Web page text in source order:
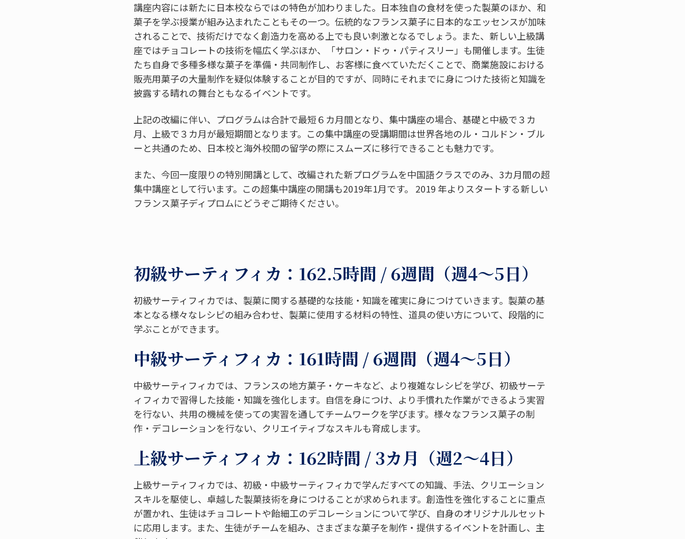
講座内容には新たに日本校ならではの特色が加わりました。日本独自の食材を使った製菓のほか、和
菓子を学ぶ授業が組み込まれたこともその一つ。伝統的なフランス菓子に日本的なエッセンスが加味
されることで、技術だけでなく創造力を高める上でも良い刺激となるでしょう。また、新しい上級講
座ではチョコレートの技術を幅広く学ぶほか、「サロン・ドゥ・パティスリー」も開催します。生徒
たち自身で多種多様な菓子を準備・共同制作し、お客様に食べていただくことで、商業施設における
販売用菓子の大量制作を疑似体験することが目的ですが、同時にそれまでに身につけた技術と知識を
披露する晴れの舞台ともなるイベントです。
上記の改編に伴い、プログラムは合計で最短６カ月間となり、集中講座の場合、基礎と中級で３カ
月、上級で３カ月が最短期間となります。この集中講座の受講期間は世界各地のル・コルドン・ブル
ーと共通のため、日本校と海外校間の留学の際にスムーズに移行できることも魅力です。
また、今回一度限りの特別開講として、改編された新プログラムを中国語クラスでのみ、3カ月間の超
集中講座として行います。この超集中講座の開講も2019年1月です。 2019 年よりスタートする新しい
フランス菓子ディプロムにどうぞご期待ください。
初級サーティフィカ：162.5時間 / 6週間（週4～5日）
初級サーティフィカでは、製菓に関する基礎的な技能・知識を確実に身につけていきます。製菓の基
本となる様々なレシピの組み合わせ、製菓に使用する材料の特性、道具の使い方について、段階的に
学ぶことができます。
中級サーティフィカ：161時間 / 6週間（週4～5日）
中級サーティフィカでは、フランスの地方菓子・ケーキなど、より複雑なレシピを学び、初級サーテ
ィフィカで習得した技能・知識を強化します。自信を身につけ、より手慣れた作業ができるよう実習
を行ない、共用の機械を使っての実習を通してチームワークを学びます。様々なフランス菓子の制
作・デコレーションを行ない、クリエイティブなスキルも育成します。
上級サーティフィカ：162時間 / 3カ月（週2～4日）
上級サーティフィカでは、初級・中級サーティフィカで学んだすべての知識、手法、クリエーション
スキルを駆使し、卓越した製菓技術を身につけることが求められます。創造性を強化することに重点
が置かれ、生徒はチョコレートや飴細工のデコレーションについて学び、自身のオリジナルルセット
に応用します。また、生徒がチームを組み、さまざまな菓子を制作・提供するイベントを計画し、主